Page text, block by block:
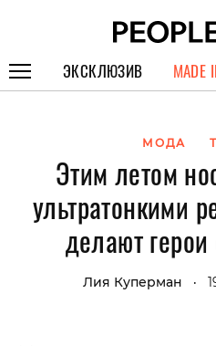
ЭКСКЛЮЗИВ
СПЕЦПРОЕКТЫ
ИНТЕРВЬЮ
ПОКОЛЕНИЕ
MADE
МОДА
Этим летом
ультратонкими
делают герои
Лия Куперман •